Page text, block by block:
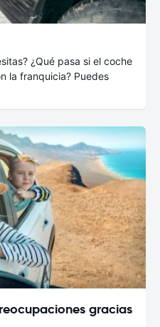
¿Qué pasa si el coche
la franquicia? Puedes
gracias